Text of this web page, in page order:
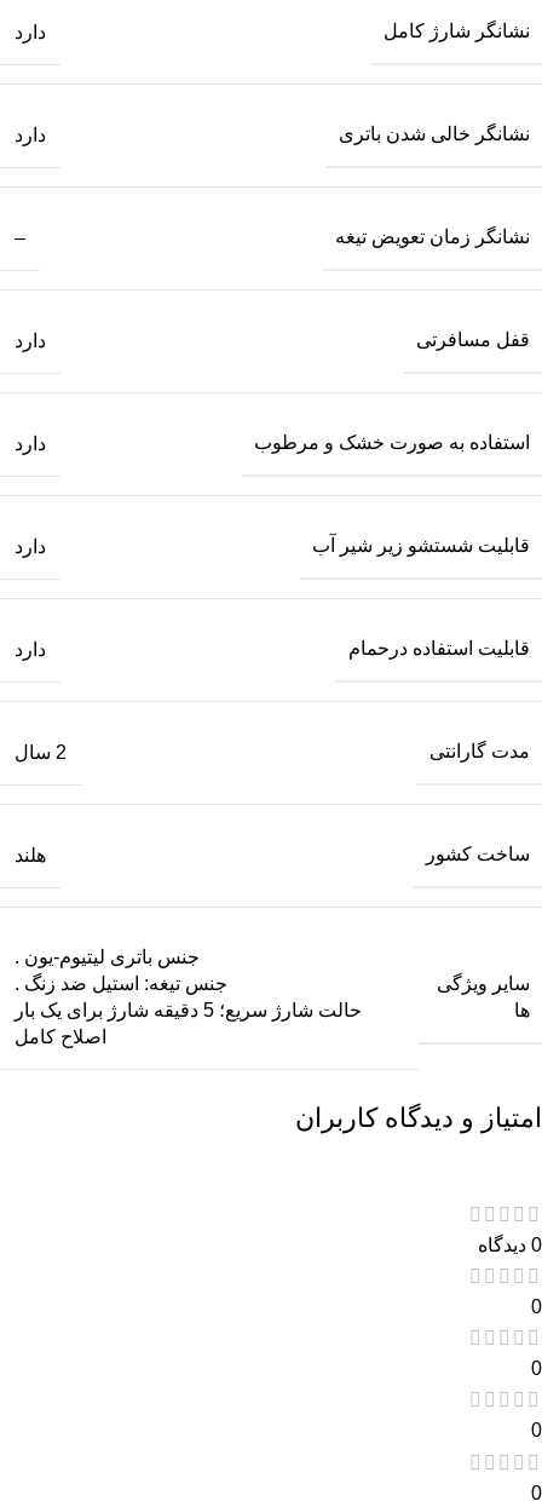
نشانگر شارژ کامل دارد
نشانگر خالی شدن باتری دارد
نشانگر زمان تعویض تیغه –
قفل مسافرتی دارد
استفاده به صورت خشک و مرطوب دارد
قابلیت شستشو زیر شیر آب دارد
قابلیت استفاده درحمام دارد
مدت گارانتی 2 سال
ساخت کشور هلند
سایر ویژگی
ها
جنس باتری لیتیوم-یون .
جنس تیغه: استیل ضد زنگ .
حالت شارژ سریع؛ 5 دقیقه شارژ برای یک بار
اصلاح کامل
امتیاز و دیدگاه کاربران
0 دیدگاه
0
0
0
0